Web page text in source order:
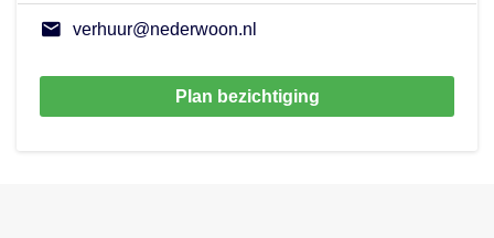
verhuur@nederwoon.nl
Plan bezichtiging